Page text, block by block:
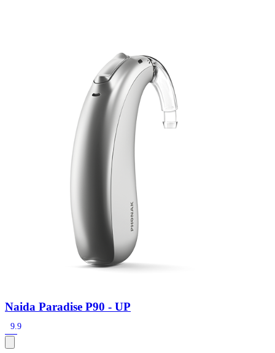
Signia Pure BCT IX
Audio Service R LI 7
Widex filters Filters Domes
Signia Active Mini IX - Oplaadbaar
De Signia Active Mini IX is het nieuwste hoortoestel van Signia.
Naida Paradise P90 - UP
9.9